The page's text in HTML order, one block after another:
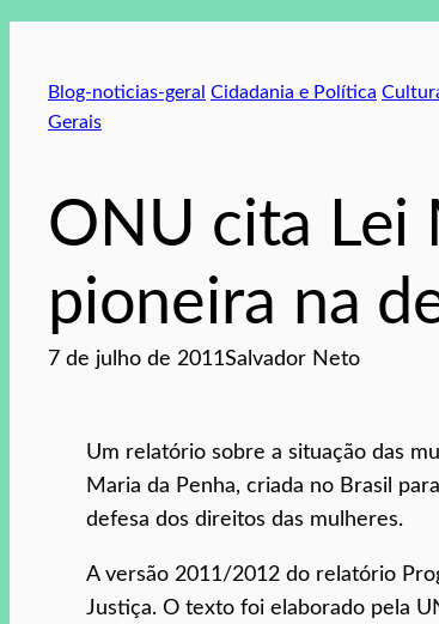
Blog-noticias-geral Cidadania e Política
Gerais
ONU cita Lei
pioneira na
7 de julho de 2011Salvador Neto
Um relatório sobre a situação das
Maria da Penha, criada no Brasil
defesa dos direitos das mulheres.
A versão 2011/2012 do relatório
Justiça. O texto foi elaborado pela